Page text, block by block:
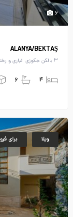
۶
ALANYA/BEKTAŞ
۳ بالکن جکوزی انباری و رختشویی پارکینگ ...
۴ ۶
برای ویلا